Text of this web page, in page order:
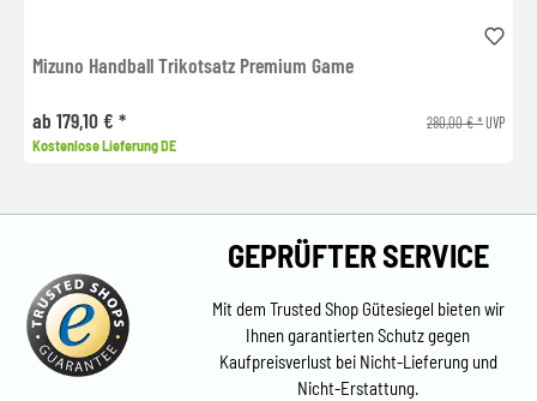
Mizuno Handball Trikotsatz Premium Game
ab 179,10 € * 280,00 € *UVP
Kostenlose Lieferung DE
GEPRÜFTER SERVICE
Mit dem Trusted Shop Gütesiegel bieten wir
Ihnen garantierten Schutz gegen
Kaufpreisverlust bei Nicht-Lieferung und
Nicht-Erstattung.